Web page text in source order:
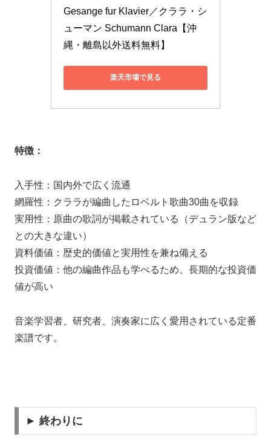
Gesange fur Klavier／クララ・シ
ューマン Schumann Clara【沖
縄・離島以外送料無料】
楽天市場で見る
特徴：
入手性：国内外で広く流通
網羅性：クララが編曲したロベルト歌曲30曲を収録
実用性：原曲の歌詞が掲載されている（デュラン版など
との大きな違い）
資料価値：歴史的価値と実用性を兼ね備える
投資価値：他の編曲作品も学べるため、長期的な投資価
値が高い
音楽学習者、研究者、演奏家に広く愛用されている定番
楽譜です。
► 終わりに